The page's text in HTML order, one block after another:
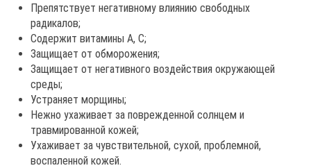
Препятствует негативному влиянию свободных
радикалов;
Содержит витамины А, С;
Защищает от обморожения;
Защищает от негативного воздействия окружающей
среды;
Устраняет морщины;
Нежно ухаживает за поврежденной солнцем и
травмированной кожей;
Ухаживает за чувствительной, сухой, проблемной,
воспаленной кожей.